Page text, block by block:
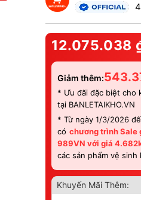
12.075.038
Giảm thêm:
* Ưu đãi đặc biệt cho
tại BANLETAIKHO.VN
* Từ ngày 1/3/2026
có chương trình Sale
989VN với giá
các sản phẩm vệ
Khuyến Mãi Thêm: